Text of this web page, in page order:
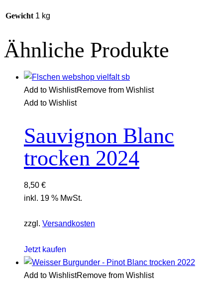
Gewicht 1 kg
Ähnliche Produkte
Add to WishlistRemove from Wishlist
Add to Wishlist
Sauvignon Blanc
trocken 2024
8,50 €
inkl. 19 % MwSt.
zzgl. Versandkosten
Jetzt kaufen
Add to WishlistRemove from Wishlist